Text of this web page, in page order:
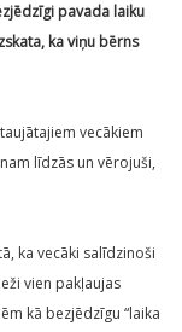
pavada laiku
ka viņu bērns
vecākiem
līdzās un vērojuši,
ka vecāki salīdzinoši
vien pakļaujas
kā bezjēdzīgu “laika